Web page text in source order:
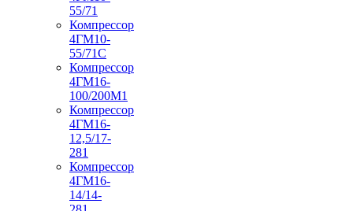
55/71
Компрессор
4ГМ10-
55/71С
Компрессор
4ГМ16-
100/200М1
Компрессор
4ГМ16-
12,5/17-
281
Компрессор
4ГМ16-
14/14-